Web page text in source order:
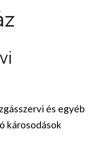
és egyéb
károsodások